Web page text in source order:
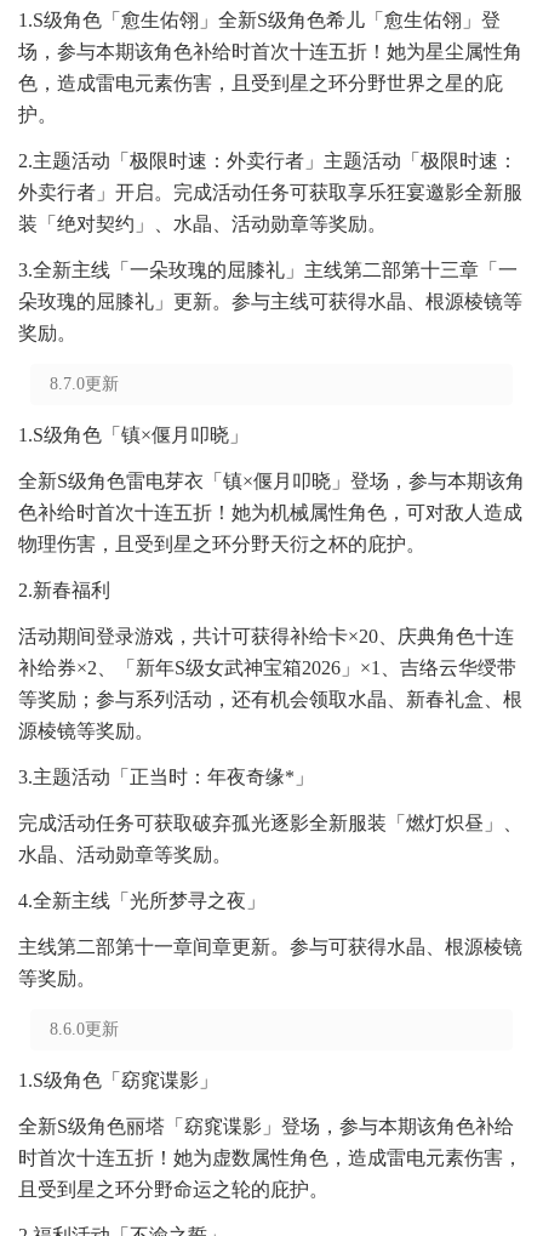
1.S级角色「愈生佑翎」全新S级角色希儿「愈生佑翎」登
场，参与本期该角色补给时首次十连五折！她为星尘属性角
色，造成雷电元素伤害，且受到星之环分野世界之星的庇
护。
2.主题活动「极限时速：外卖行者」主题活动「极限时速：
外卖行者」开启。完成活动任务可获取享乐狂宴邀影全新服
装「绝对契约」、水晶、活动勋章等奖励。
3.全新主线「一朵玫瑰的屈膝礼」主线第二部第十三章「一
朵玫瑰的屈膝礼」更新。参与主线可获得水晶、根源棱镜等
奖励。
8.7.0更新
1.S级角色「镇×偃月叩晓」
全新S级角色雷电芽衣「镇×偃月叩晓」登场，参与本期该角
色补给时首次十连五折！她为机械属性角色，可对敌人造成
物理伤害，且受到星之环分野天衍之杯的庇护。
2.新春福利
活动期间登录游戏，共计可获得补给卡×20、庆典角色十连
补给券×2、「新年S级女武神宝箱2026」×1、吉络云华绶带
等奖励；参与系列活动，还有机会领取水晶、新春礼盒、根
源棱镜等奖励。
3.主题活动「正当时：年夜奇缘*」
完成活动任务可获取破弃孤光逐影全新服装「燃灯炽昼」、
水晶、活动勋章等奖励。
4.全新主线「光所梦寻之夜」
主线第二部第十一章间章更新。参与可获得水晶、根源棱镜
等奖励。
8.6.0更新
1.S级角色「窈窕谍影」
全新S级角色丽塔「窈窕谍影」登场，参与本期该角色补给
时首次十连五折！她为虚数属性角色，造成雷电元素伤害，
且受到星之环分野命运之轮的庇护。